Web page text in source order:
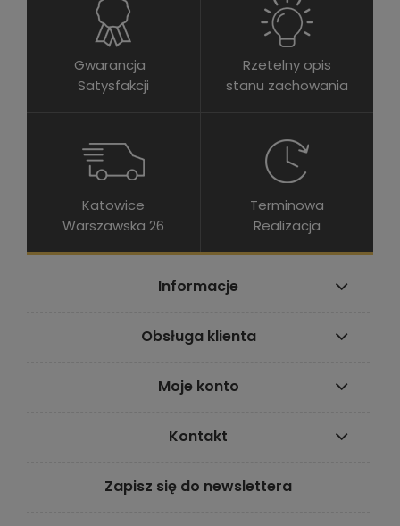
Gwarancja
Satysfakcji
Rzetelny opis
stanu zachowania
Katowice
Warszawska 26
Terminowa
Realizacja
Informacje
Obsługa klienta
Moje konto
Kontakt
Zapisz się do newslettera